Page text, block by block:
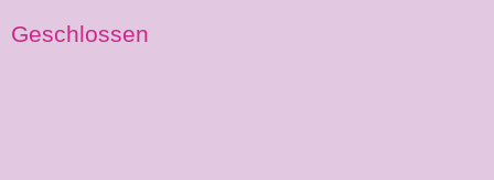
Geschlossen